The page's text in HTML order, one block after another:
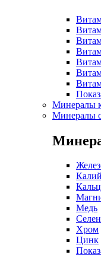
Минералы
Минералы
Калий
Медь
Селен
Хром
Цинк